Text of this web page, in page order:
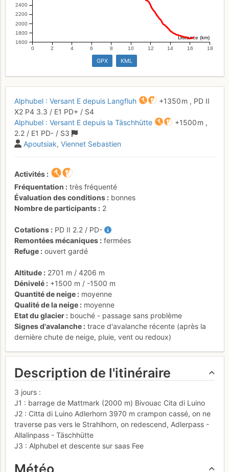
1600
1800
2000
2200
2400
0 2 4 6 8 10 12 14 16 18
Distance (km)
GPX KML
Alphubel : Versant E depuis Langfluh +1350 m , PD II
X2 P4 3.3 / E1 PD+ / S4
Alphubel : Versant E depuis la Täschhütte
+1500 m ,
2.2 / E1 PD- / S3
Apoutsiak Viennet Sebastien
Activités
Fréquentation
très fréquenté
Évaluation des conditions
bonnes
Nombre de participants
2
Cotations PD II 2.2 / PD-
Remontées mécaniques
fermées
Refuge
ouvert gardé
Altitude 2701 m / 4206 m
Dénivelé
+1500 m / -1500 m
Quantité de neige
moyenne
Qualité de la neige
moyenne
Etat du glacier
bouché - passage sans problème
Signes d'avalanche
trace d'avalanche récente (après la
dernière chute de neige, pluie, vent ou redoux)
Description de l'itinéraire
3 jours :
J1 : barrage de Mattmark (2000 m) Bivouac Cita di Luino
J2 : Citta di Luino Adlerhorn 3970 m crampon cassé, on ne
traverse pas vers le Strahlhorn, on redescend, Adlerpass -
Allalinpass - Täschhütte
J3 : Alphubel et descente sur saas Fee